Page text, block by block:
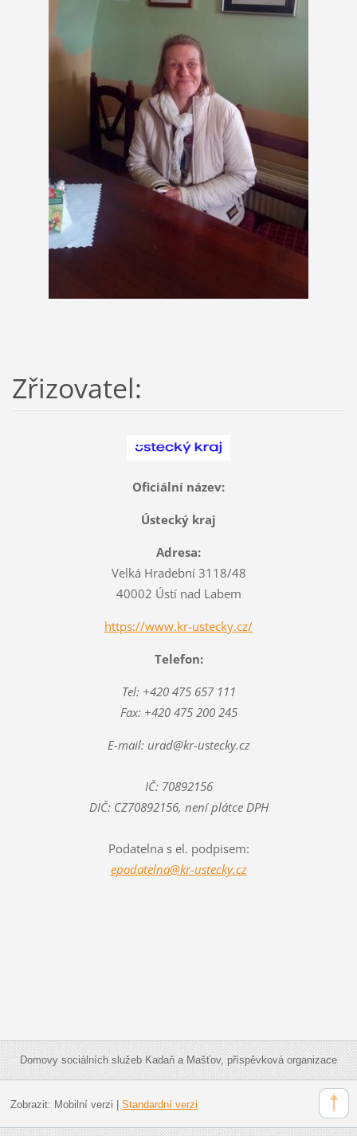
Zřizovatel:
Oficiální název:
Ústecký kraj
Adresa:
Velká Hradební 3118/48
40002 Ústí nad Labem
https://www.kr-ustecky.cz/
Telefon:
Tel: +420 475 657 111
Fax: +420 475 200 245
E-mail: urad@kr-ustecky.cz
IČ: 70892156
DIČ: CZ70892156, není plátce DPH
Podatelna s el. podpisem:
epodatelna@kr-ustecky.cz
Domovy sociálních služeb Kadaň a Mašťov, příspěvková organizace
Zobrazit: Mobilní verzi | Standardní verzi